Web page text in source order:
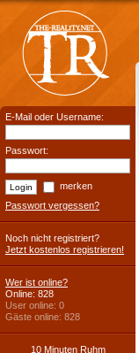
E-Mail oder Username:
Passwort:
merken
Passwort vergessen?
Noch nicht registriert?
Jetzt kostenlos registrieren!
Wer ist online?
Online: 828
User online: 0
Gäste online: 828
10 Minuten Ruhm